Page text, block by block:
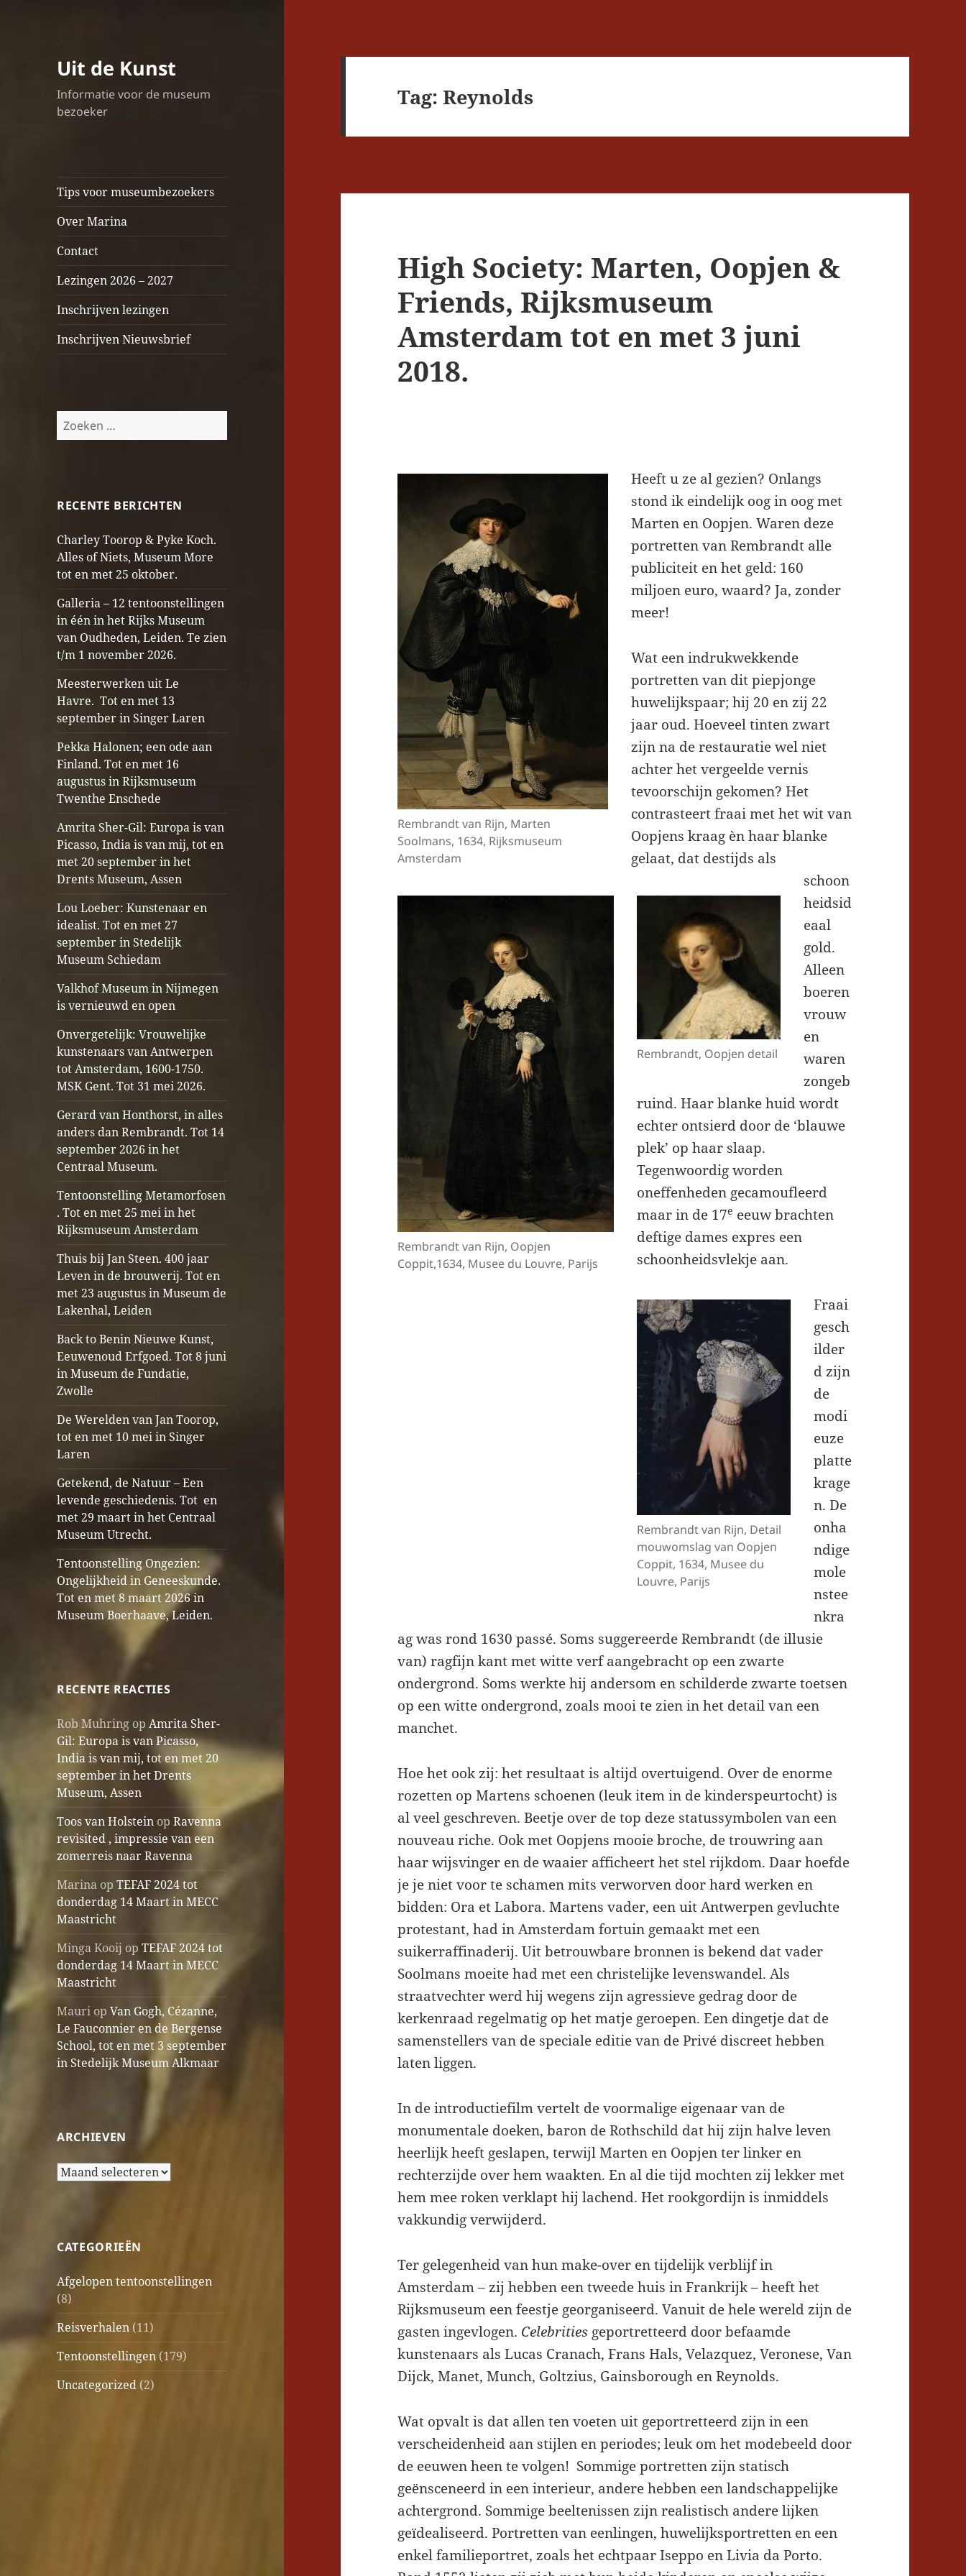
Uit de Kunst
Informatie voor de museum
bezoeker
Tips voor museumbezoekers
Over Marina
Contact
Lezingen 2026 – 2027
Inschrijven lezingen
Inschrijven Nieuwsbrief
Zoeken
naar:
RECENTE BERICHTEN
Charley Toorop & Pyke Koch.
Alles of Niets, Museum More
tot en met 25 oktober.
Galleria – 12 tentoonstellingen
in één in het Rijks Museum
van Oudheden, Leiden. Te zien
t/m 1 november 2026.
Meesterwerken uit Le
Havre. Tot en met 13
september in Singer Laren
Pekka Halonen; een ode aan
Finland. Tot en met 16
augustus in Rijksmuseum
Twenthe Enschede
Amrita Sher-Gil: Europa is van
Picasso, India is van mij, tot en
met 20 september in het
Drents Museum, Assen
Lou Loeber: Kunstenaar en
idealist. Tot en met 27
september in Stedelijk
Museum Schiedam
Valkhof Museum in Nijmegen
is vernieuwd en open
Onvergetelijk: Vrouwelijke
kunstenaars van Antwerpen
tot Amsterdam, 1600-1750.
MSK Gent. Tot 31 mei 2026.
Gerard van Honthorst, in alles
anders dan Rembrandt. Tot 14
september 2026 in het
Centraal Museum.
Tentoonstelling Metamorfosen
. Tot en met 25 mei in het
Rijksmuseum Amsterdam
Thuis bij Jan Steen. 400 jaar
Leven in de brouwerij. Tot en
met 23 augustus in Museum de
Lakenhal, Leiden
Back to Benin Nieuwe Kunst,
Eeuwenoud Erfgoed. Tot 8 juni
in Museum de Fundatie,
Zwolle
De Werelden van Jan Toorop,
tot en met 10 mei in Singer
Laren
Getekend, de Natuur – Een
levende geschiedenis. Tot en
met 29 maart in het Centraal
Museum Utrecht.
Tentoonstelling Ongezien:
Ongelijkheid in Geneeskunde.
Tot en met 8 maart 2026 in
Museum Boerhaave, Leiden.
RECENTE REACTIES
Rob Muhring opAmrita Sher-
Gil: Europa is van Picasso,
India is van mij, tot en met 20
september in het Drents
Museum, Assen
Toos van Holstein opRavenna
revisited , impressie van een
zomerreis naar Ravenna
Marina opTEFAF 2024 tot
donderdag 14 Maart in MECC
Maastricht
Minga Kooij opTEFAF 2024 tot
donderdag 14 Maart in MECC
Maastricht
Mauri opVan Gogh, Cézanne,
Le Fauconnier en de Bergense
School, tot en met 3 september
in Stedelijk Museum Alkmaar
ARCHIEVEN
Archieven
CATEGORIEËN
Afgelopen tentoonstellingen
(8)
Reisverhalen (11)
Tentoonstellingen (179)
Uncategorized (2)
Tag:Reynolds
High Society: Marten, Oopjen &
Friends, Rijksmuseum
Amsterdam tot en met 3 juni
2018.
Rembrandt van Rijn, Marten
Soolmans, 1634, Rijksmuseum
Amsterdam
Rembrandt van Rijn, Oopjen
Coppit,1634, Musee du Louvre, Parijs
Heeft u ze al gezien? Onlangs
stond ik eindelijk oog in oog met
Marten en Oopjen. Waren deze
portretten van Rembrandt alle
publiciteit en het geld: 160
miljoen euro, waard? Ja, zonder
meer!
Rembrandt, Oopjen detail
Wat een indrukwekkende
portretten van dit piepjonge
huwelijkspaar; hij 20 en zij 22
jaar oud. Hoeveel tinten zwart
zijn na de restauratie wel niet
achter het vergeelde vernis
tevoorschijn gekomen? Het
contrasteert fraai met het wit van
Oopjens kraag èn haar blanke
gelaat, dat destijds als
schoon
heidsid
eaal
gold.
Alleen
boeren
vrouw
en
waren
zongeb
ruind. Haar blanke huid wordt
echter ontsierd door de ‘blauwe
plek’ op haar slaap.
Tegenwoordig worden
oneffenheden gecamoufleerd
maar in de 17e eeuw brachten
deftige dames expres een
schoonheidsvlekje aan.
Rembrandt van Rijn, Detail
mouwomslag van Oopjen
Coppit, 1634, Musee du
Louvre, Parijs
Fraai
gesch
ilder
d zijn
de
modi
euze
platte
krage
n. De
onha
ndige
mole
nstee
nkra
ag was rond 1630 passé. Soms suggereerde Rembrandt (de illusie
van) ragfijn kant met witte verf aangebracht op een zwarte
ondergrond. Soms werkte hij andersom en schilderde zwarte toetsen
op een witte ondergrond, zoals mooi te zien in het detail van een
manchet.
Hoe het ook zij: het resultaat is altijd overtuigend. Over de enorme
rozetten op Martens schoenen (leuk item in de kinderspeurtocht) is
al veel geschreven. Beetje over de top deze statussymbolen van een
nouveau riche. Ook met Oopjens mooie broche, de trouwring aan
haar wijsvinger en de waaier afficheert het stel rijkdom. Daar hoefde
je je niet voor te schamen mits verworven door hard werken en
bidden: Ora et Labora. Martens vader, een uit Antwerpen gevluchte
protestant, had in Amsterdam fortuin gemaakt met een
suikerraffinaderij. Uit betrouwbare bronnen is bekend dat vader
Soolmans moeite had met een christelijke levenswandel. Als
straatvechter werd hij wegens zijn agressieve gedrag door de
kerkenraad regelmatig op het matje geroepen. Een dingetje dat de
samenstellers van de speciale editie van de Privé discreet hebben
laten liggen.
In de introductiefilm vertelt de voormalige eigenaar van de
monumentale doeken, baron de Rothschild dat hij zijn halve leven
heerlijk heeft geslapen, terwijl Marten en Oopjen ter linker en
rechterzijde over hem waakten. En al die tijd mochten zij lekker met
hem mee roken verklapt hij lachend. Het rookgordijn is inmiddels
vakkundig verwijderd.
Ter gelegenheid van hun make-over en tijdelijk verblijf in
Amsterdam – zij hebben een tweede huis in Frankrijk – heeft het
Rijksmuseum een feestje georganiseerd. Vanuit de hele wereld zijn de
gasten ingevlogen. Celebrities geportretteerd door befaamde
kunstenaars als Lucas Cranach, Frans Hals, Velazquez, Veronese, Van
Dijck, Manet, Munch, Goltzius, Gainsborough en Reynolds.
Wat opvalt is dat allen ten voeten uit geportretteerd zijn in een
verscheidenheid aan stijlen en periodes; leuk om het modebeeld door
de eeuwen heen te volgen! Sommige portretten zijn statisch
geënsceneerd in een interieur, andere hebben een landschappelijke
achtergrond. Sommige beeltenissen zijn realistisch andere lijken
geïdealiseerd. Portretten van eenlingen, huwelijksportretten en een
enkel familieportret, zoals het echtpaar Iseppo en Livia da Porto.